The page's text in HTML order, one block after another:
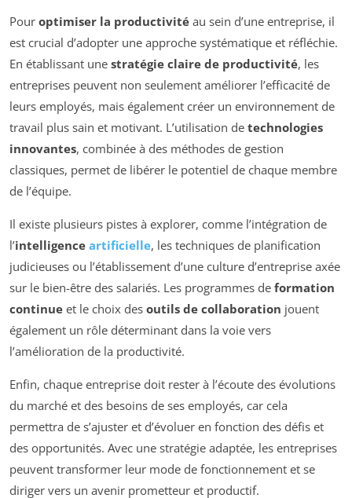
Pour optimiser la productivité au sein d’une entreprise, il
est crucial d’adopter une approche systématique et réfléchie.
En établissant une stratégie claire de productivité, les
entreprises peuvent non seulement améliorer l’efficacité de
leurs employés, mais également créer un environnement de
travail plus sain et motivant. L’utilisation de technologies
innovantes, combinée à des méthodes de gestion
classiques, permet de libérer le potentiel de chaque membre
de l’équipe.
Il existe plusieurs pistes à explorer, comme l’intégration de
l’intelligence artificielle, les techniques de planification
judicieuses ou l’établissement d’une culture d’entreprise axée
sur le bien-être des salariés. Les programmes de formation
continue et le choix des outils de collaboration jouent
également un rôle déterminant dans la voie vers
l’amélioration de la productivité.
Enfin, chaque entreprise doit rester à l’écoute des évolutions
du marché et des besoins de ses employés, car cela
permettra de s’ajuster et d’évoluer en fonction des défis et
des opportunités. Avec une stratégie adaptée, les entreprises
peuvent transformer leur mode de fonctionnement et se
diriger vers un avenir prometteur et productif.